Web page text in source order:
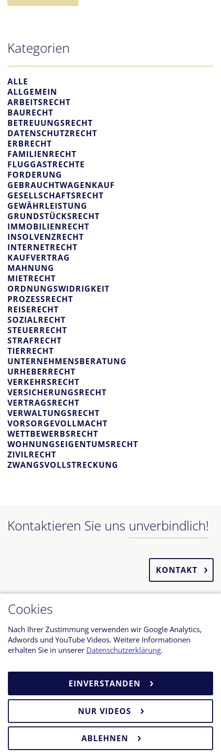
Cookies
Nach Ihrer Zustimmung verwenden wir Google Analytics,
Adwords und YouTube Videos. Weitere Informationen
erhalten Sie in unserer Datenschutzerklärung.
EINVERSTANDEN
NUR VIDEOS
ABLEHNEN
Kategorien
ALLE
ALLGEMEIN
ARBEITSRECHT
BAURECHT
BETREUUNGSRECHT
DATENSCHUTZRECHT
ERBRECHT
FAMILIENRECHT
FLUGGASTRECHTE
FORDERUNG
GEBRAUCHTWAGENKAUF
GESELLSCHAFTSRECHT
GEWÄHRLEISTUNG
GRUNDSTÜCKSRECHT
IMMOBILIENRECHT
INSOLVENZRECHT
INTERNETRECHT
KAUFVERTRAG
MAHNUNG
MIETRECHT
ORDNUNGSWIDRIGKEIT
PROZESSRECHT
REISERECHT
SOZIALRECHT
STEUERRECHT
STRAFRECHT
TIERRECHT
UNTERNEHMENSBERATUNG
URHEBERRECHT
VERKEHRSRECHT
VERSICHERUNGSRECHT
VERTRAGSRECHT
VERWALTUNGSRECHT
VORSORGEVOLLMACHT
WETTBEWERBSRECHT
WOHNUNGSEIGENTUMSRECHT
ZIVILRECHT
ZWANGSVOLLSTRECKUNG
Kontaktieren Sie uns unverbindlich!
KONTAKT
BARRIEREFREIHEITSERKLÄRUNG
HAFTUNGSAUSSCHLUSS
IMPRESSUM